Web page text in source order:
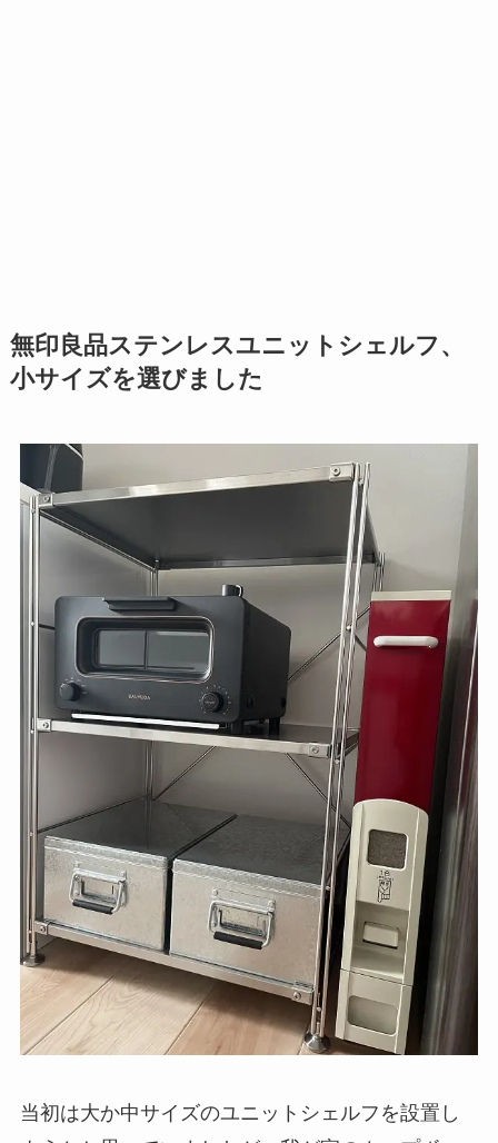
無印良品ステンレスユニットシェルフ、
小サイズを選びました
当初は大か中サイズのユニットシェルフを設置し